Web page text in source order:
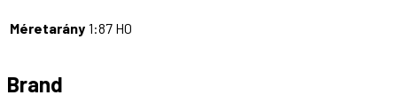
Méretarány 1:87 H0
Brand